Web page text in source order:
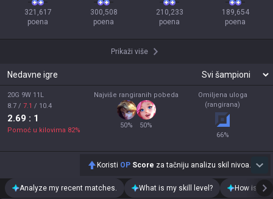
321,617
poena
300,508
poena
210,233
poena
189,654
poena
Prikaži više
Nedavne igre
20G 9W 11L
8.7 / 7.1 / 10.4
2.69 : 1
Pomoć u kilovima 82%
Najviše rangiranih pobeda
50% 50%
Omiljena uloga
(rangirana)
66%
Koristi OP Score za tačniju analizu skil nivoa.
Analyze my recent matches. What is my skill level? How is my